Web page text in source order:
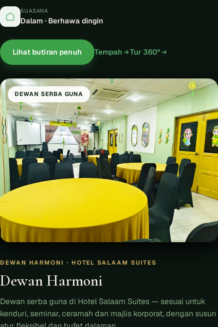
SUASANA
Dalam · Berhawa dingin
Lihat butiran penuh Tempah Tur 360°
DEWAN SERBA GUNA
DEWAN HARMONI · HOTEL SALAAM SUITES
Dewan Harmoni
Dewan serba guna di Hotel Salaam Suites — sesuai untuk
kenduri, seminar, ceramah dan majlis korporat, dengan susun